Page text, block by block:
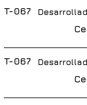
T-067
T-067